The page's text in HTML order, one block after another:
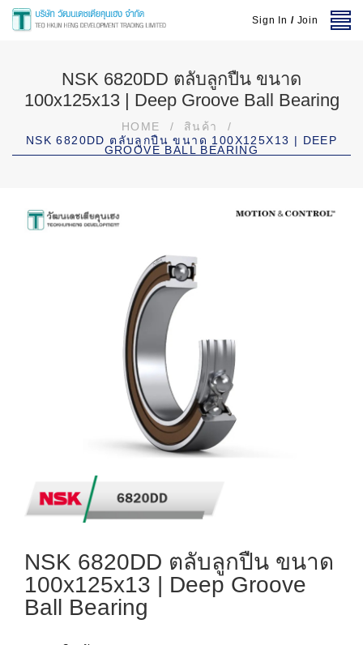
Sign In / Join
NSK 6820DD ตลับลูกปืน ขนาด
100x125x13 | Deep Groove Ball Bearing
HOME / สินค้า
/
NSK 6820DD ตลับลูกปืน ขนาด 100X125X13 | DEEP
GROOVE BALL BEARING
NSK 6820DD ตลับลูกปืน ขนาด
100x125x13 | Deep Groove
Ball Bearing